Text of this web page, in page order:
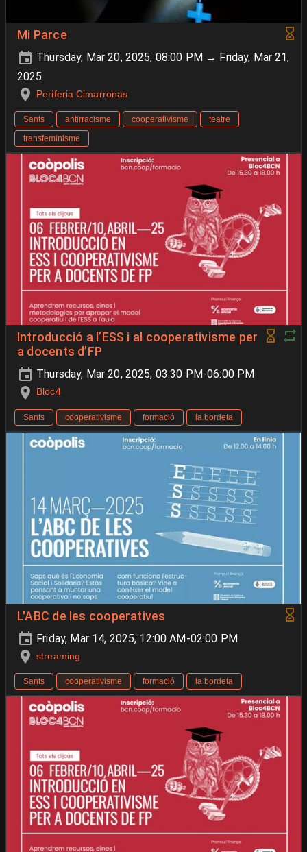
Mi Parce
Thursday, Mar 20, 2025, 08:00 PM → Friday, Mar 21,
2025
Periferia Cimarronas
Sants antirracisme cooperativisme
teatre
transfeminisme
Introducció a l’ESS i al cooperativisme per
a docents d’FP
Thursday, Mar 20, 2025, 03:30 PM-06:00 PM
Bloc4
Sants cooperativisme formació la bordeta
L'ABC de les cooperatives
Friday, Mar 14, 2025, 12:00 AM-02:00 PM
streaming
Sants cooperativisme formació la bordeta